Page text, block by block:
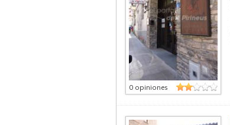
0 opiniones